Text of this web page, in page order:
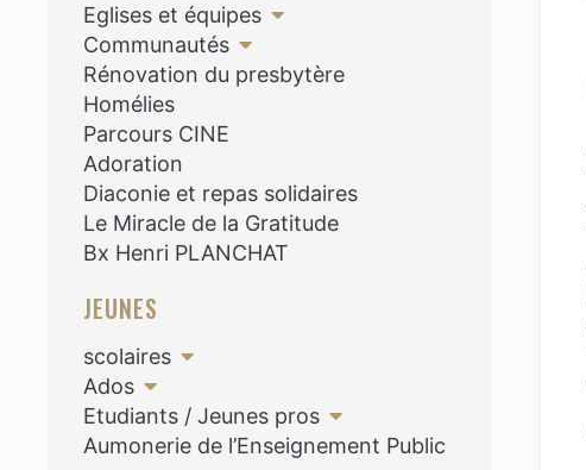
Eglises et équipes
Communautés
Rénovation du presbytère
Homélies
Parcours CINE
Adoration
Diaconie et repas solidaires
Le Miracle de la Gratitude
Bx Henri PLANCHAT
JEUNES
scolaires
Ados
Etudiants / Jeunes pros
Aumonerie de l’Enseignement Public